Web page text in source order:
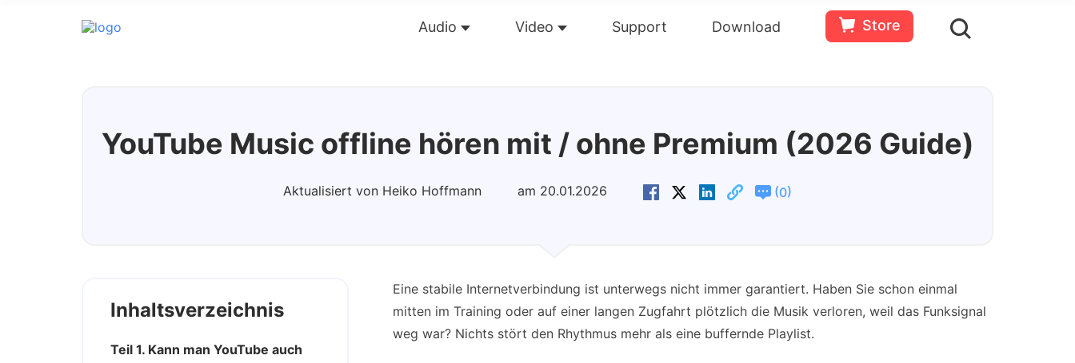
Audio Video Support Download Store
Bewertungen(0) Ressourcen
YouTube Music offline hören mit / ohne Premium (2026 Guide)
Aktualisiert von Heiko Hoffmann am 20.01.2026 (0)
Inhaltsverzeichnis
Teil 1. Kann man YouTube auch
Eine stabile Internetverbindung ist unterwegs nicht immer garantiert. Haben Sie schon einmal
mitten im Training oder auf einer langen Zugfahrt plötzlich die Musik verloren, weil das Funksignal
weg war? Nichts stört den Rhythmus mehr als eine buffernde Playlist.